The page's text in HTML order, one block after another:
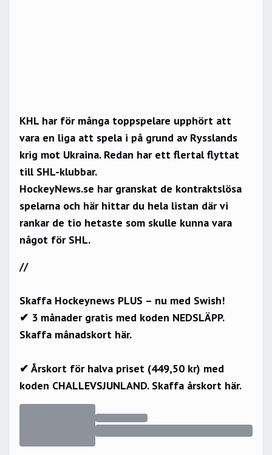
KHL har för många toppspelare upphört att
vara en liga att spela i på grund av Rysslands
krig mot Ukraina. Redan har ett flertal flyttat
till SHL-klubbar.
HockeyNews.se har granskat de kontraktslösa
spelarna och här hittar du hela listan där vi
rankar de tio hetaste som skulle kunna vara
något för SHL.
//
Skaffa Hockeynews PLUS – nu med Swish!
✔ 3 månader gratis med koden NEDSLÄPP.
Skaffa månadskort här.
✔ Årskort för halva priset (449,50 kr) med
koden CHALLEVSJUNLAND. Skaffa årskort här.